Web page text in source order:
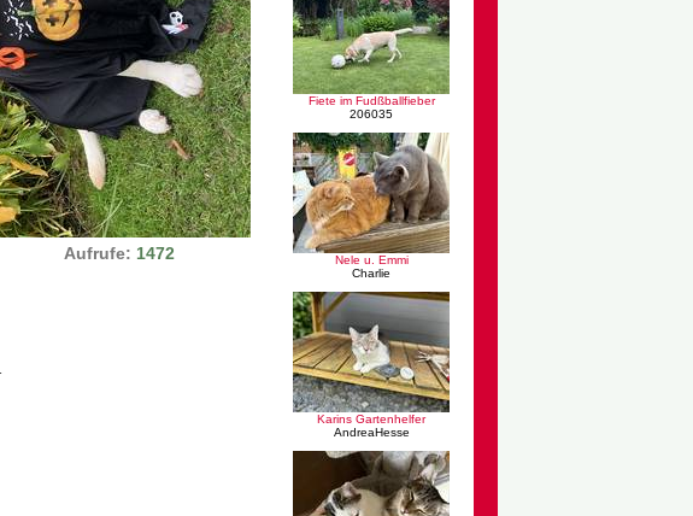
Fiete im Fudßballfieber
206035
Nele u. Emmi
Charlie
Karins Gartenhelfer
AndreaHesse
Aufrufe: 1472